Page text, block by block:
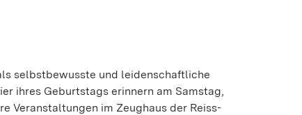
selbstbewusste und leidenschaftliche
ihres Geburtstags erinnern am Samstag,
Veranstaltungen im Zeughaus der Reiss-